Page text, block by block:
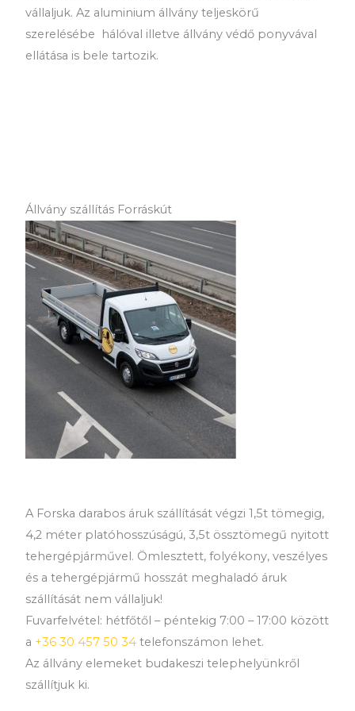
vállaljuk. Az aluminium állvány teljeskörű
szerelésébe hálóval illetve állvány védő ponyvával
ellátása is bele tartozik.
Állvány szállítás Forráskút
A Forska darabos áruk szállítását végzi 1,5t tömegig,
4,2 méter platóhosszúságú, 3,5t össztömegű nyitott
tehergépjárművel. Ömlesztett, folyékony, veszélyes
és a tehergépjármű hosszát meghaladó áruk
szállítását nem vállaljuk!
Fuvarfelvétel: hétfőtől – péntekig 7:00 – 17:00 között
a +36 30 457 50 34 telefonszámon lehet.
Az állvány elemeket budakeszi telephelyünkről
szállítjuk ki.